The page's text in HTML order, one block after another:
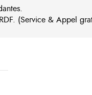
(Service & Appel